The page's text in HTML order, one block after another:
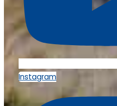
Instagram